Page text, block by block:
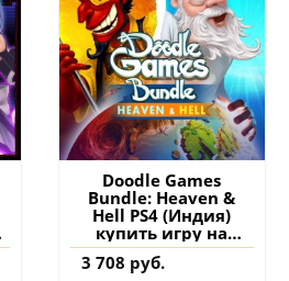
Doodle Games
Bundle: Heaven &
Hell PS4 (Индия)
купить игру на
аккаунт
3 708 руб.